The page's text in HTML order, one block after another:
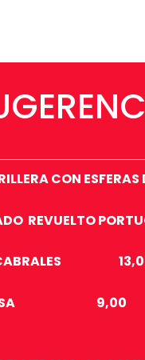
CON
REVUELTO
CABRALES
RUSA 9,00